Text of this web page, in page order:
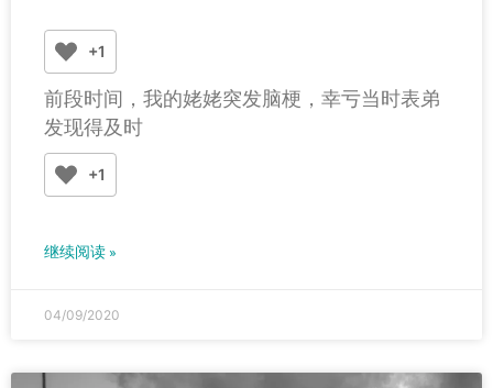
+1
前段时间，我的姥姥突发脑梗，幸亏当时表弟
发现得及时
+1
继续阅读 »
04/09/2020